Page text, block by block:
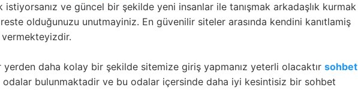
ve güncel bir şekilde yeni insanlar ile tanışmak arkadaşlık kurmak
olduğunuzu unutmayiniz. En güvenilir siteler arasında kendini kanıtlamiş
daha kolay bir şekilde sitemize giriş yapmanız yeterli olacaktır sohbet
bulunmaktadir ve bu odalar içersinde daha iyi kesintisiz bir sohbet